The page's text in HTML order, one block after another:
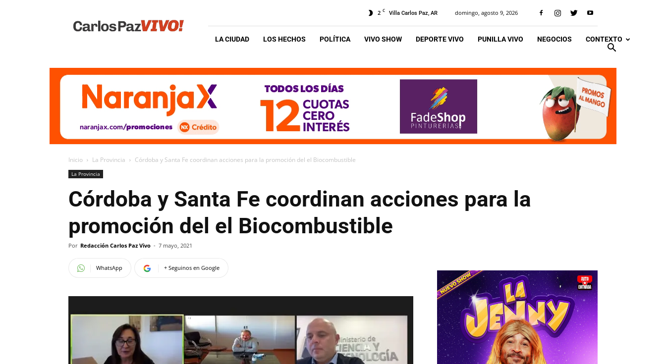
Vivo
2 C Villa Carlos Paz, AR domingo, agosto 9, 2026
LA CIUDAD LOS HECHOS POLÍTICA VIVO SHOW DEPORTE VIVO PUNILLA VIVO NEGOCIOS CONTEXTO
Inicio La Provincia Córdoba y Santa Fe coordinan acciones para la promoción del el Biocombustible
La Provincia
Córdoba y Santa Fe coordinan acciones para la
promoción del el Biocombustible
Por Redacción Carlos Paz Vivo - 7 mayo, 2021
WhatsApp + Seguinos en Google